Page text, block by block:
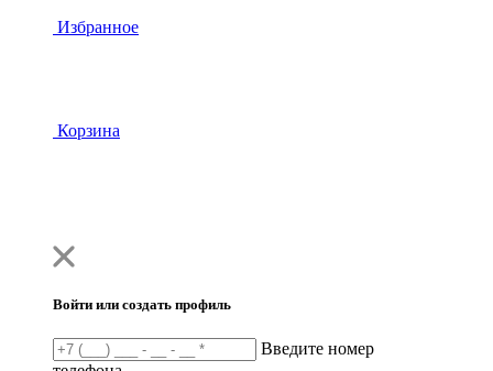
Избранное
Корзина
Войти или создать профиль
Введите номер